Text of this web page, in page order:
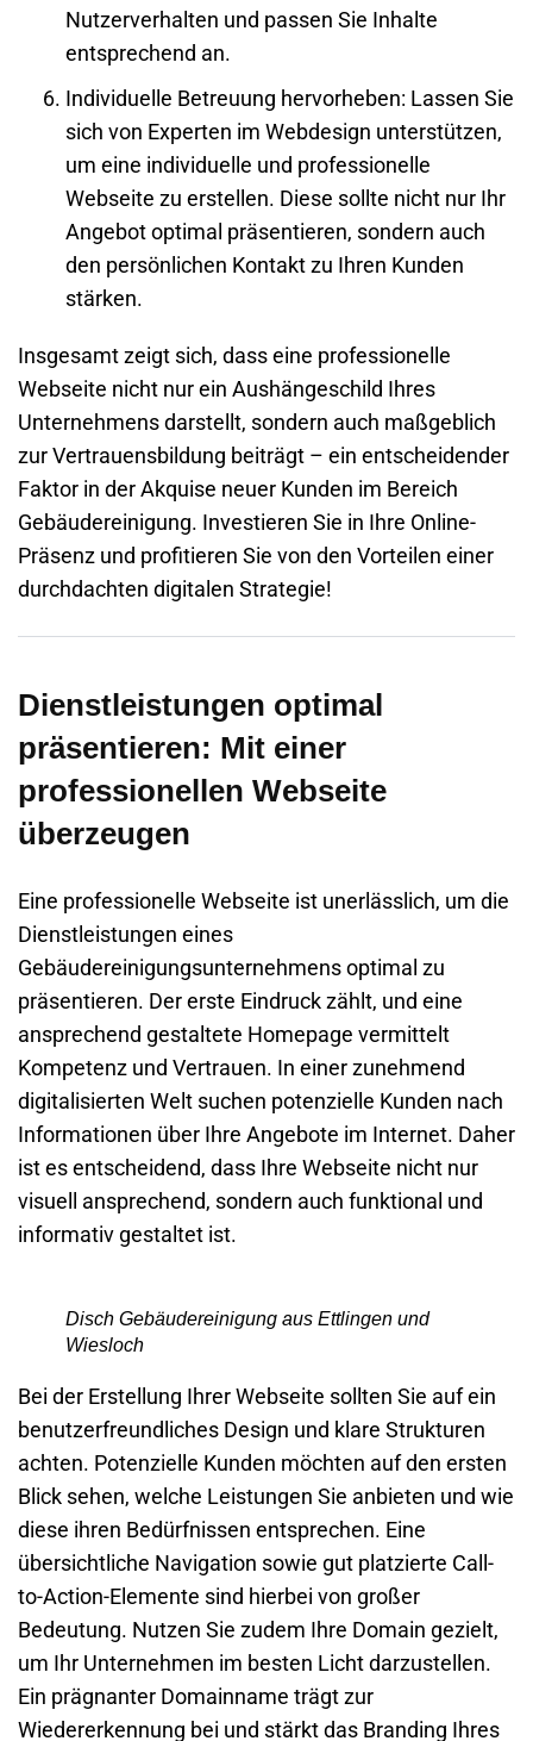
Nutzerverhalten und passen Sie Inhalte
entsprechend an.
Individuelle Betreuung hervorheben: Lassen Sie
sich von Experten im Webdesign unterstützen,
um eine individuelle und professionelle
Webseite zu erstellen. Diese sollte nicht nur Ihr
Angebot optimal präsentieren, sondern auch
den persönlichen Kontakt zu Ihren Kunden
stärken.
Insgesamt zeigt sich, dass eine professionelle
Webseite nicht nur ein Aushängeschild Ihres
Unternehmensdarstellt, sondern auch maßgeblich
zur Vertrauensbildung beiträgt – ein entscheidender
Faktor in der Akquise neuer Kunden im Bereich
Gebäudereinigung. Investieren Sie in Ihre Online-
Präsenz und profitieren Sie von den Vorteilen einer
durchdachten digitalen Strategie!
Dienstleistungen optimal
präsentieren: Mit einer
professionellen Webseite
überzeugen
Eine professionelle Webseite ist unerlässlich, um die
Dienstleistungen eines
Gebäudereinigungsunternehmensoptimal zu
präsentieren. Der erste Eindruck zählt, und eine
ansprechend gestaltete Homepage vermittelt
Kompetenz und Vertrauen. In einer zunehmend
digitalisierten Welt suchen potenzielle Kunden nach
Informationen über Ihre Angebote im Internet. Daher
ist es entscheidend, dass Ihre Webseite nicht nur
visuell ansprechend, sondern auch funktional und
informativ gestaltet ist.
Disch Gebäudereinigung aus Ettlingen und
Wiesloch
Bei der Erstellung IhrerWebseite sollten Sie auf ein
benutzerfreundliches Design und klare Strukturen
achten. Potenzielle Kunden möchten auf den ersten
Blick sehen, welche Leistungen Sie anbieten und wie
diese ihren Bedürfnissen entsprechen. Eine
übersichtliche Navigation sowie gut platzierte Call-
to-Action-Elemente sind hierbei von großer
Bedeutung. Nutzen Sie zudem Ihre Domain gezielt,
um Ihr Unternehmen im besten Licht darzustellen.
Ein prägnanter Domainname trägt zur
Wiedererkennung bei und stärkt das Branding Ihres